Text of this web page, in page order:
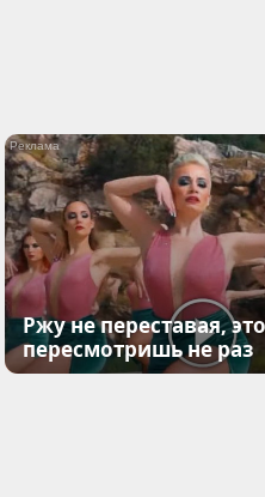
Ржу не переставая,
пересмотришь не раз